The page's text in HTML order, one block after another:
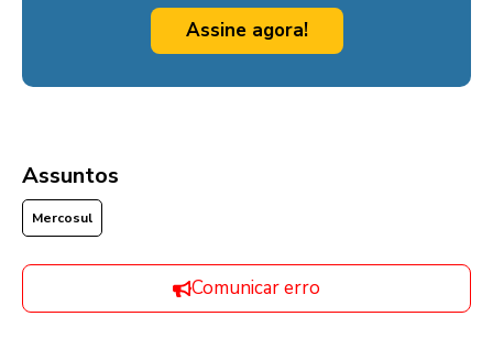
Assine agora!
Assuntos
Mercosul
Comunicar erro